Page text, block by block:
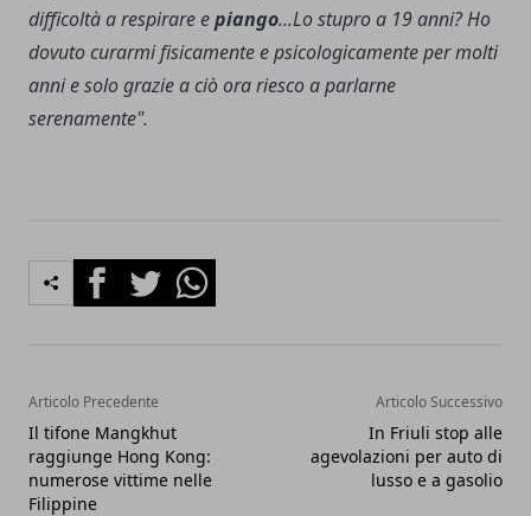
difficoltà a respirare epiango...Lo stupro a 19 anni? Ho
dovuto curarmi fisicamente e psicologicamente per molti
anni e solo grazie a ciò ora riesco a parlarne
serenamente".
FacebookTwitterWhatsapp
Articolo Precedente
Il tifone Mangkhut
raggiunge Hong Kong:
numerose vittime nelle
Filippine
Articolo Successivo
In Friuli stop alle
agevolazioni per auto di
lusso e a gasolio